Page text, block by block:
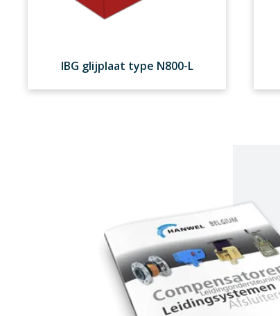
IBG glijplaat type N800-L